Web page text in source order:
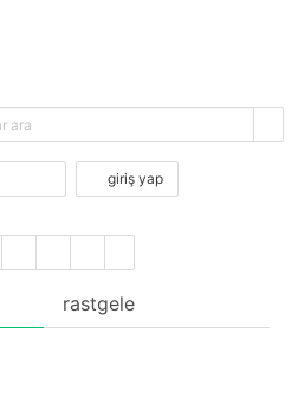
giriş yap
rastgele